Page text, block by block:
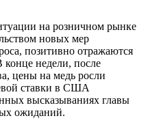
на розничном рынке
новых мер
позитивно отражаются
недели, после
цены на медь росли
ставки в США
высказываниях главы
ожиданий.